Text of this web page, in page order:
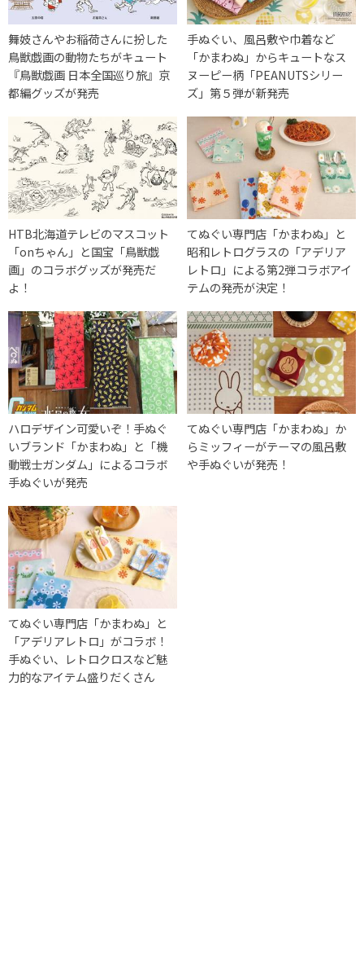
舞妓さんやお稲荷さんに扮した
鳥獣戯画の動物たちがキュート
『鳥獣戯画 日本全国巡り旅』京
都編グッズが発売
手ぬぐい、風呂敷や巾着など
「かまわぬ」からキュートなス
ヌーピー柄「PEANUTSシリー
ズ」第５弾が新発売
HTB北海道テレビのマスコット
「onちゃん」と国宝「鳥獣戯
画」のコラボグッズが発売だ
よ！
てぬぐい専門店「かまわぬ」と
昭和レトログラスの「アデリア
レトロ」による第2弾コラボアイ
テムの発売が決定！
ハロデザイン可愛いぞ！手ぬぐ
いブランド「かまわぬ」と「機
動戦士ガンダム」によるコラボ
手ぬぐいが発売
てぬぐい専門店「かまわぬ」か
らミッフィーがテーマの風呂敷
や手ぬぐいが発売！
てぬぐい専門店「かまわぬ」と
「アデリアレトロ」がコラボ！
手ぬぐい、レトロクロスなど魅
力的なアイテム盛りだくさん